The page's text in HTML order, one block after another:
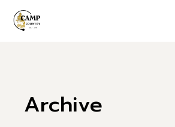
the
content
Archive